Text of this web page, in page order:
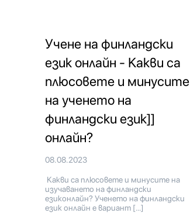
Учене на финландски
език онлайн - Какви са
плюсовете и минусите
на ученето на
финландски език]]
онлайн?
08.08.2023
Какви са плюсовете и минусите на
изучаването на финландски
езиконлайн? Ученето на финландски
език онлайн е вариант […]